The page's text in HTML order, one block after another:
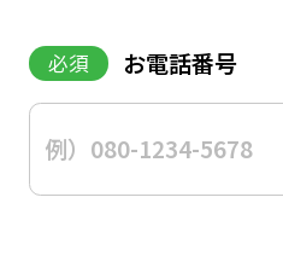
必須 お電話番号